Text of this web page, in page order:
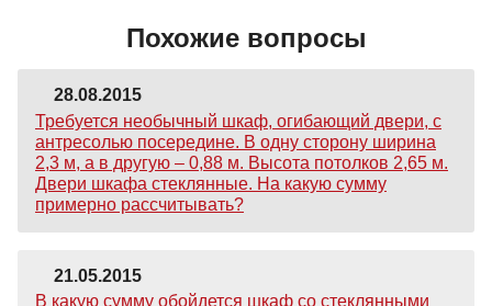
Похожие вопросы
28.08.2015
Требуется необычный шкаф, огибающий двери, с
антресолью посередине. В одну сторону ширина
2,3 м, а в другую – 0,88 м. Высота потолков 2,65 м.
Двери шкафа стеклянные. На какую сумму
примерно рассчитывать?
21.05.2015
В какую сумму обойдется шкаф со стеклянными